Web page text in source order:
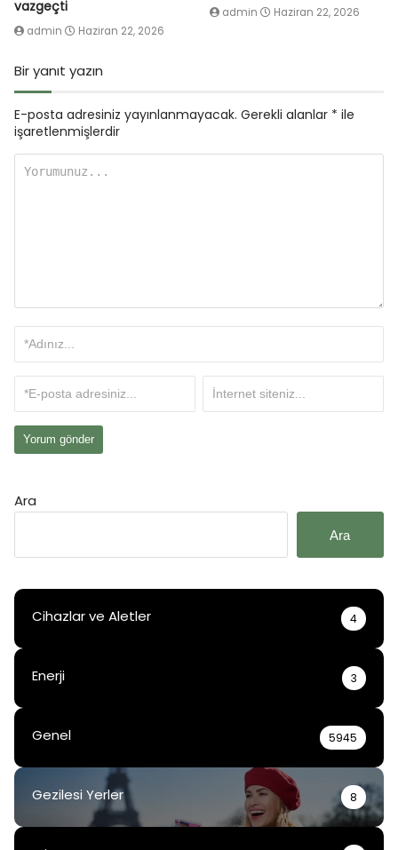
vazgeçti
admin Haziran 22, 2026
admin Haziran 22, 2026
Bir yanıt yazın
E-posta adresiniz yayınlanmayacak. Gerekli alanlar * ile
işaretlenmişlerdir
Ara
Ara
Cihazlar ve Aletler 4
Enerji 3
Genel 5945
Gezilesi Yerler 8